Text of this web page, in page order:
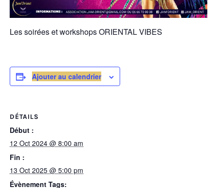
Les soirées et workshops ORIENTAL VIBES
Ajouter au calendrier
DÉTAILS
Début :
12 Oct 2024 @ 8:00 am
Fin :
13 Oct 2025 @ 5:00 pm
Évènement Tags: